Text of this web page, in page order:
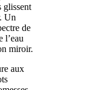
glissent
Un
de
l’eau
miroir.
aux